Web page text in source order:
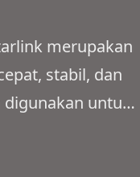
merupakan
stabil, dan
untuk
wilayah